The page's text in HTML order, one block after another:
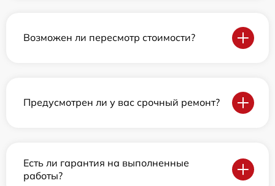
Возможен ли пересмотр стоимости?
Предусмотрен ли у вас срочный ремонт?
Есть ли гарантия на выполненные
работы?